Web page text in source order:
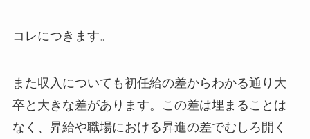
コレにつきます。
また収入についても初任給の差からわかる通り大
卒と大きな差があります。この差は埋まることは
なく、昇給や職場における昇進の差でむしろ開く